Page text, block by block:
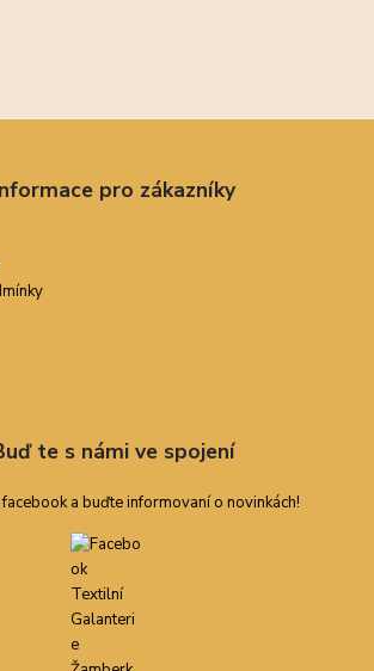
pro zákazníky
te s námi ve spojení
a buďte informovaní o novinkách!